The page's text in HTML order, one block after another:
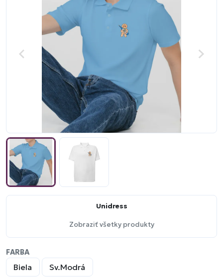
Unidress
Zobraziť všetky produkty
FARBA
Biela Sv.Modrá